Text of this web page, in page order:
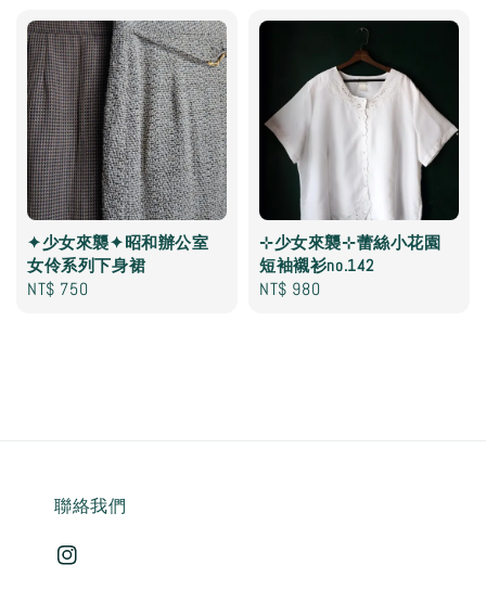
✦少女來襲✦昭和辦公室
女伶系列下身裙
Regular
NT$ 750
⊹少女來襲⊹蕾絲小花園
短袖襯衫no.142
Regular
NT$ 980
聯絡我們